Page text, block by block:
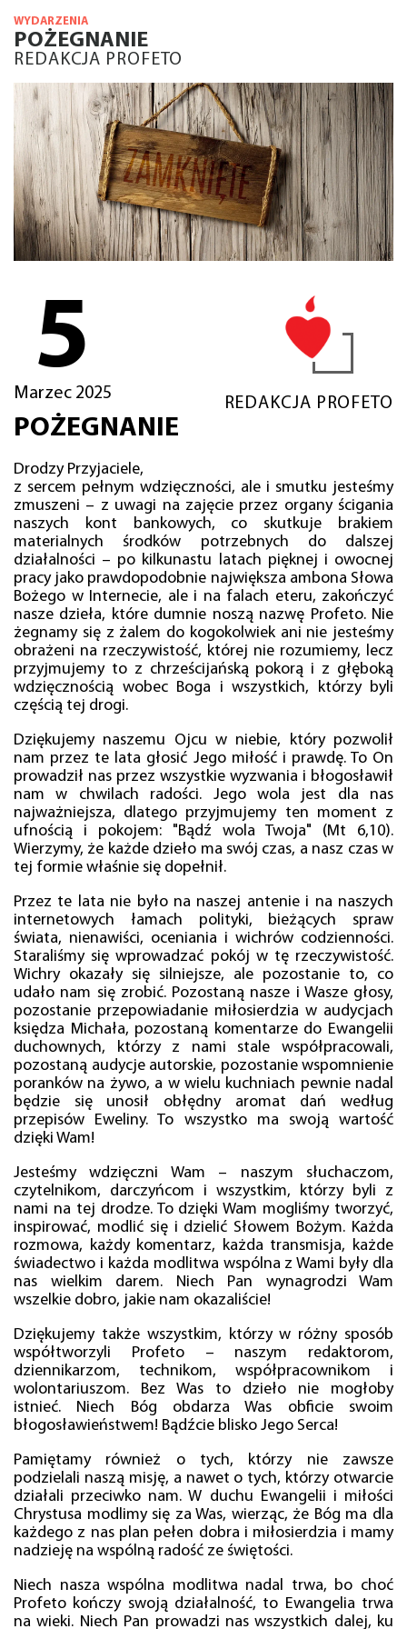
WYDARZENIA
POŻEGNANIE
REDAKCJA PROFETO
5
Marzec 2025
REDAKCJA PROFETO
POŻEGNANIE
Drodzy Przyjaciele,
z sercem pełnym wdzięczności, ale i smutku jesteśmy
zmuszeni – z uwagi na zajęcie przez organy ścigania
naszych kont bankowych, co skutkuje brakiem
materialnych środków potrzebnych do dalszej
działalności – po kilkunastu latach pięknej i owocnej
pracy jako prawdopodobnie największa ambona Słowa
Bożego w Internecie, ale i na falach eteru, zakończyć
nasze dzieła, które dumnie noszą nazwę Profeto. Nie
żegnamy się z żalem do kogokolwiek ani nie jesteśmy
obrażeni na rzeczywistość, której nie rozumiemy, lecz
przyjmujemy to z chrześcijańską pokorą i z głęboką
wdzięcznością wobec Boga i wszystkich, którzy byli
częścią tej drogi.
Dziękujemy naszemu Ojcu w niebie, który pozwolił
nam przez te lata głosić Jego miłość i prawdę. To On
prowadził nas przez wszystkie wyzwania i błogosławił
nam w chwilach radości. Jego wola jest dla nas
najważniejsza, dlatego przyjmujemy ten moment z
ufnością i pokojem: "Bądź wola Twoja" (Mt 6,10).
Wierzymy, że każde dzieło ma swój czas, a nasz czas w
tej formie właśnie się dopełnił.
Przez te lata nie było na naszej antenie i na naszych
internetowych łamach polityki, bieżących spraw
świata, nienawiści, oceniania i wichrów codzienności.
Staraliśmy się wprowadzać pokój w tę rzeczywistość.
Wichry okazały się silniejsze, ale pozostanie to, co
udało nam się zrobić. Pozostaną nasze i Wasze głosy,
pozostanie przepowiadanie miłosierdzia w audycjach
księdza Michała, pozostaną komentarze do Ewangelii
duchownych, którzy z nami stale współpracowali,
pozostaną audycje autorskie, pozostanie wspomnienie
poranków na żywo, a w wielu kuchniach pewnie nadal
będzie się unosił obłędny aromat dań według
przepisów Eweliny. To wszystko ma swoją wartość
dzięki Wam!
Jesteśmy wdzięczni Wam – naszym słuchaczom,
czytelnikom, darczyńcom i wszystkim, którzy byli z
nami na tej drodze. To dzięki Wam mogliśmy tworzyć,
inspirować, modlić się i dzielić Słowem Bożym. Każda
rozmowa, każdy komentarz, każda transmisja, każde
świadectwo i każda modlitwa wspólna z Wami były dla
nas wielkim darem. Niech Pan wynagrodzi Wam
wszelkie dobro, jakie nam okazaliście!
Dziękujemy także wszystkim, którzy w różny sposób
współtworzyli Profeto – naszym redaktorom,
dziennikarzom, technikom, współpracownikom i
wolontariuszom. Bez Was to dzieło nie mogłoby
istnieć. Niech Bóg obdarza Was obficie swoim
błogosławieństwem! Bądźcie blisko Jego Serca!
Pamiętamy również o tych, którzy nie zawsze
podzielali naszą misję, a nawet o tych, którzy otwarcie
działali przeciwko nam. W duchu Ewangelii i miłości
Chrystusa modlimy się za Was, wierząc, że Bóg ma dla
każdego z nas plan pełen dobra i miłosierdzia i mamy
nadzieję na wspólną radość ze świętości.
Niech nasza wspólna modlitwa nadal trwa, bo choć
Profeto kończy swoją działalność, to Ewangelia trwa
na wieki. Niech Pan prowadzi nas wszystkich dalej, ku